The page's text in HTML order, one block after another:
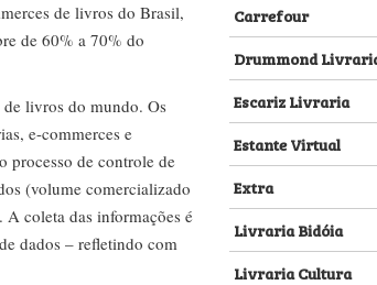
de livros do Brasil,
de 60% a 70% do
livros do mundo. Os
e-commerces e
processo de controle de
(volume comercializado
A coleta das informações é
dados – refletindo com
Carrefour
Drummond
Escariz Livraria
Estante Virtual
Extra
Livraria Bidóia
Livraria Cultura